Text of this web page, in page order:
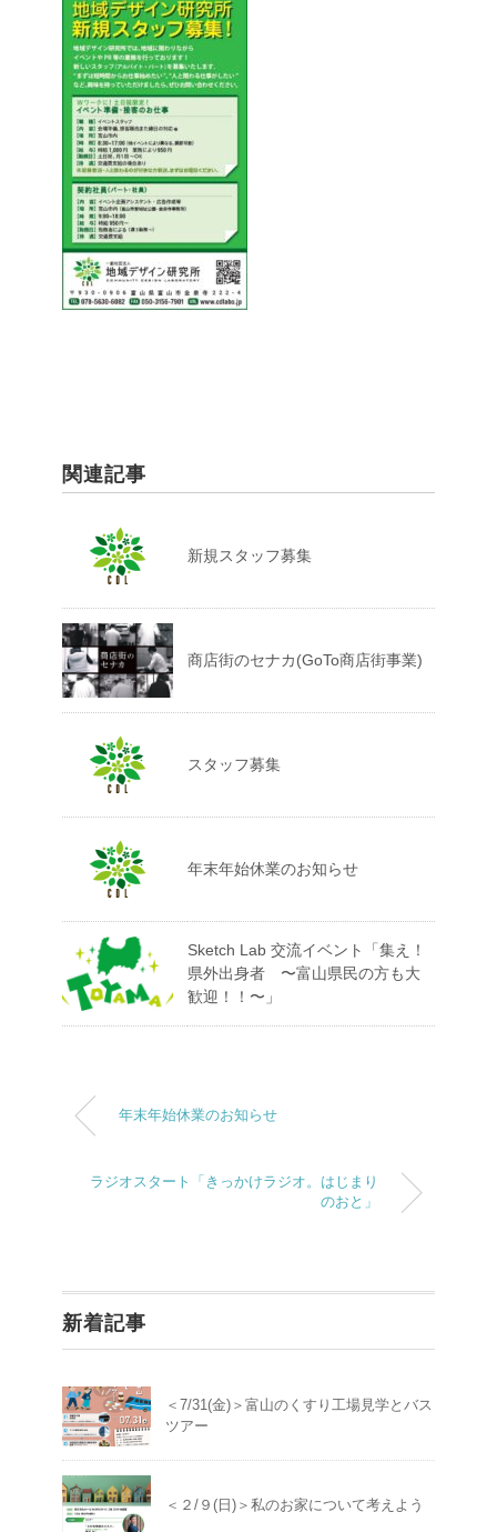
関連記事
新規スタッフ募集
商店街のセナカ(GoTo商店街事業)
スタッフ募集
年末年始休業のお知らせ
Sketch Lab 交流イベント「集え！
県外出身者 〜富山県民の方も大
歓迎！！〜」
年末年始休業のお知らせ
ラジオスタート「きっかけラジオ。はじまり
のおと」
新着記事
＜7/31(金)＞富山のくすり工場見学とバス
ツアー
＜２/９(日)＞私のお家について考えよう